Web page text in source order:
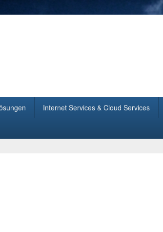
Internet Services & Cloud Services